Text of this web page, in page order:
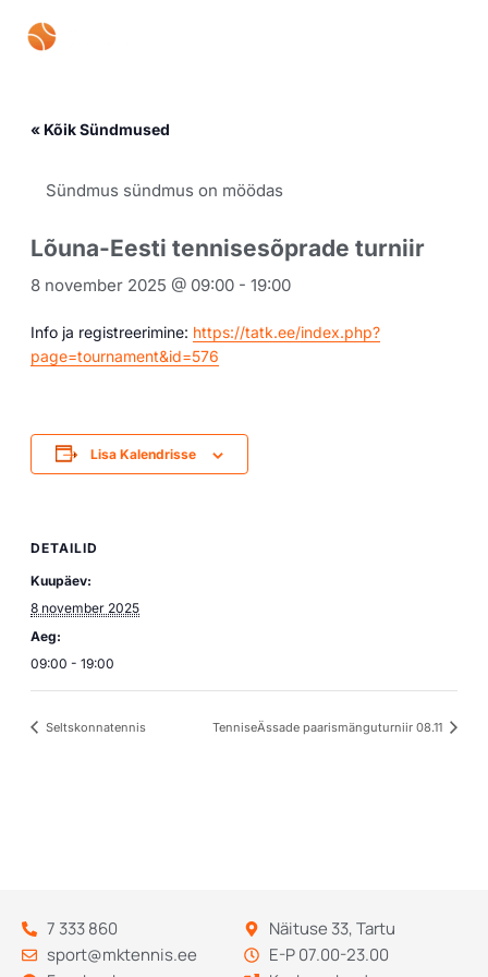
« Kõik Sündmused
Sündmus sündmus on möödas
Lõuna-Eesti tennisesõprade turniir
8 november 2025 @ 09:00 -19:00
Info ja registreerimine: https://tatk.ee/index.php?
page=tournament&id=576
Lisa Kalendrisse
DETAILID
Kuupäev:
8 november 2025
Aeg:
09:00 - 19:00
Seltskonnatennis TenniseÄssade paarismänguturniir 08.11
7 333 860
sport@mktennis.ee
Näituse 33, Tartu
E-P 07.00-23.00